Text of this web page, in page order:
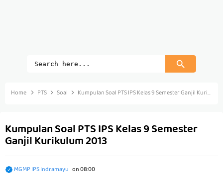
Home PTS Soal Kumpulan Soal PTS IPS Kelas 9 Semester Ganjil Kurikulum 2013
Kumpulan Soal PTS IPS Kelas 9 Semester
Ganjil Kurikulum 2013
MGMP IPS Indramayu on08:00